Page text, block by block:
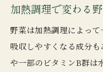
加熱調理で変わる
野菜は加熱調理によって
吸収しやすくなる成分
や一部のビタミンB群は